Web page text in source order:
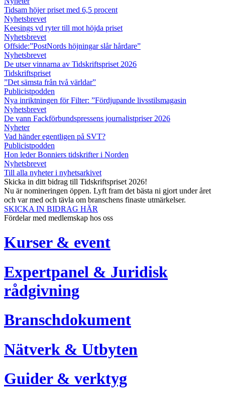
Tidsam höjer priset med 6,5 procent
Nyhetsbrevet
Keesings vd ryter till mot höjda priset
Nyhetsbrevet
Offside:”PostNords höjningar slår hårdare”
Nyhetsbrevet
De utser vinnarna av Tidskriftspriset 2026
Tidskriftspriset
”Det sämsta från två världar”
Publicistpodden
Nya inriktningen för Filter: ”Fördjupande livsstilsmagasin
Nyhetsbrevet
De vann Fackförbundspressens journalistpriser 2026
Nyheter
Vad händer egentligen på SVT?
Publicistpodden
Hon leder Bonniers tidskrifter i Norden
Nyhetsbrevet
Till alla nyheter i nyhetsarkivet
Skicka in ditt bidrag till Tidskriftspriset 2026!
Nu är nomineringen öppen. Lyft fram det bästa ni gjort under året
och var med och tävla om branschens finaste utmärkelser.
SKICKA IN BIDRAG HÄR
Fördelar med medlemskap hos oss
Kurser & event
Expertpanel & Juridisk
rådgivning
Branschdokument
Nätverk & Utbyten
Guider & verktyg